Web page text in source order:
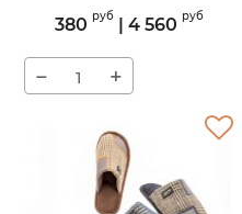
BM21-01
380 руб| 4 560 руб
− +